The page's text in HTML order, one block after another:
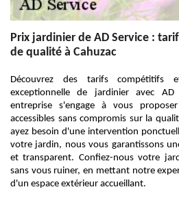
Prix jardinier de AD Service :
de qualité à Cahuzac
Découvrez des tarifs
exceptionnelle de jardinier avec
entreprise s'engage à vous
accessibles sans compromis sur la
ayez besoin d'une intervention
votre jardin, nous vous garantissons
et transparent. Confiez-nous votre
sans vous ruiner, en mettant notre
d'un espace extérieur accueillant.